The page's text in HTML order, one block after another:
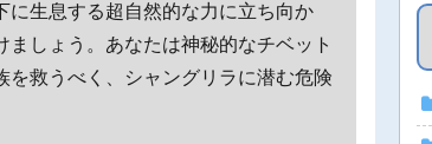
に生息する超自然的な力に立ち向か
しょう。あなたは神秘的なチベット
救うべく、シャングリラに潜む危険